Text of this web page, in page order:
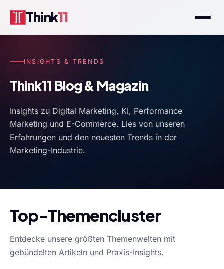
Think11
INSIGHTS & TRENDS
Think11 Blog & Magazin
Insights zu Digital Marketing, KI, Performance
Marketing und E-Commerce. Lies von unseren
Erfahrungen und den neuesten Trends in der
Marketing-Industrie.
Top-Themencluster
Entdecke unsere größten Themenwelten mit
gebündelten Artikeln und Praxis-Insights.